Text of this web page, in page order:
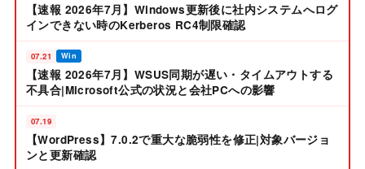
【速報 2026年7月】Windows更新後に社内システムへログ
インできない時のKerberos RC4制限確認
07.21 Win
【速報 2026年7月】WSUS同期が遅い・タイムアウトする
不具合|Microsoft公式の状況と会社PCへの影響
07.19
【WordPress】7.0.2で重大な脆弱性を修正|対象バージョ
ンと更新確認